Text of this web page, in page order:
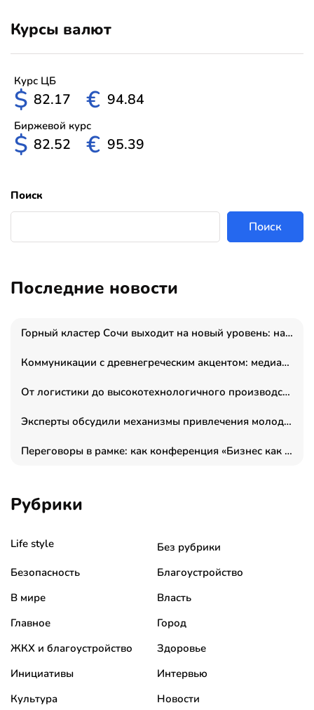
Курсы валют
Курс ЦБ
$ 82.17 € 94.84
Биржевой курс
$ 82.52 € 95.39
Поиск
Поиск
Последние новости
Горный кластер Сочи выходит на новый уровень: налоги игорной зоны выросли на 15%, а весь курорт вошёл в федеральный проект «Производительность труда»
Коммуникации с древнегреческим акцентом: медиаменеджер и журналист Владимир Дергачев запустил коммуникационное агентство «Сократ 2.0»
От логистики до высокотехнологичного производства: как основатель “гагаринга” выстраивает экосистему безопасности и гражданских БПЛА
Эксперты обсудили механизмы привлечения молодых специалистов в промышленные города
Переговоры в рамке: как конференция «Бизнес как искусство» переформатирует деловой этикет в стенах ТПП РФ
Рубрики
Life style
Без рубрики
Безопасность
Благоустройство
В мире
Власть
Главное
Город
ЖКХ и благоустройство
Здоровье
Инициативы
Интервью
Культура
Новости